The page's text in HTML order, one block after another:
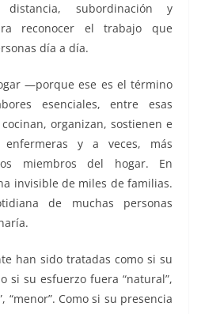
subordinación y
reconocer el trabajo que
día a día.
—porque ese es el término
esenciales, entre esas
organizan, sostienen e
y a veces, más
miembros del hogar. En
invisible de miles de familias.
de muchas personas
han sido tratadas como si su
si su esfuerzo fuera “natural”,
“menor”. Como si su presencia